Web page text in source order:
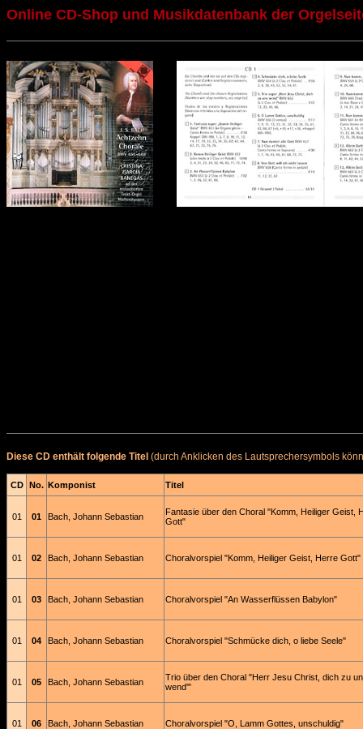
Online CD-Shop und Musikdatenbank der
Diese CD enthält folgende Titel (durch Anklicken des Lautsprechersymbols
CD No. Komponist Titel
01 01 Bach, Johann Sebastian
Fantasie über den Choral "Komm, Heiliger Geist,
Gott"
01 02 Bach, Johann Sebastian Choralvorspiel "Komm, Heiliger Geist, Herre Gott"
01 03 Bach, Johann Sebastian Choralvorspiel "An Wasserflüssen Babylon"
01 04 Bach, Johann Sebastian Choralvorspiel "Schmücke dich, o liebe Seele"
01 05 Bach, Johann Sebastian
Trio über den Choral "Herr Jesu Christ, dich zu
wend'"
01 06 Bach, Johann Sebastian Choralvorspiel "O, Lamm Gottes, unschuldig"